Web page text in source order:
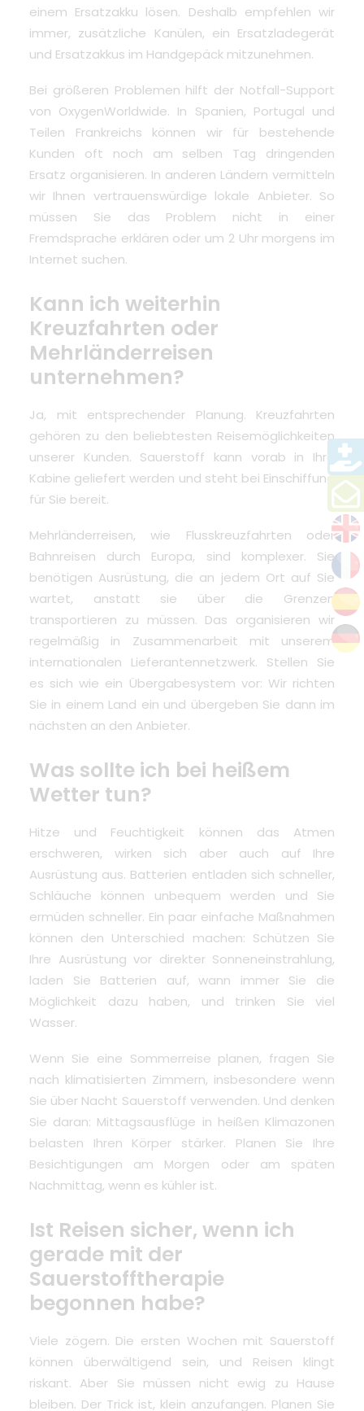
einem Ersatzakku lösen. Deshalb empfehlen wir
immer, zusätzliche Kanülen, ein Ersatzladegerät
und Ersatzakkus im Handgepäck mitzunehmen.
Bei größeren Problemen hilft der Notfall-Support
von OxygenWorldwide. In Spanien, Portugal und
Teilen Frankreichs können wir für bestehende
Kunden oft noch am selben Tag dringenden
Ersatz organisieren. In anderen Ländern vermitteln
wir Ihnen vertrauenswürdige lokale Anbieter. So
müssen Sie das Problem nicht in einer
Fremdsprache erklären oder um 2 Uhr morgens im
Internet suchen.
Kann ich weiterhin
Kreuzfahrten oder
Mehrländerreisen
unternehmen?
Ja, mit entsprechender Planung. Kreuzfahrten
gehören zu den beliebtesten Reisemöglichkeiten
unserer Kunden. Sauerstoff kann vorab in Ihre
Kabine geliefert werden und steht bei Einschiffung
für Sie bereit.
Mehrländerreisen, wie Flusskreuzfahrten oder
Bahnreisen durch Europa, sind komplexer. Sie
benötigen Ausrüstung, die an jedem Ort auf Sie
wartet, anstatt sie über die Grenzen
transportieren zu müssen. Das organisieren wir
regelmäßig in Zusammenarbeit mit unserem
internationalen Lieferantennetzwerk. Stellen Sie
es sich wie ein Übergabesystem vor: Wir richten
Sie in einem Land ein und übergeben Sie dann im
nächsten an den Anbieter.
Was sollte ich bei heißem
Wetter tun?
Hitze und Feuchtigkeit können das Atmen
erschweren, wirken sich aber auch auf Ihre
Ausrüstung aus. Batterien entladen sich schneller,
Schläuche können unbequem werden und Sie
ermüden schneller. Ein paar einfache Maßnahmen
können den Unterschied machen: Schützen Sie
Ihre Ausrüstung vor direkter Sonneneinstrahlung,
laden Sie Batterien auf, wann immer Sie die
Möglichkeit dazu haben, und trinken Sie viel
Wasser.
Wenn Sie eine Sommerreise planen, fragen Sie
nach klimatisierten Zimmern, insbesondere wenn
Sie über Nacht Sauerstoff verwenden. Und denken
Sie daran: Mittagsausflüge in heißen Klimazonen
belasten Ihren Körper stärker. Planen Sie Ihre
Besichtigungen am Morgen oder am späten
Nachmittag, wenn es kühler ist.
Ist Reisen sicher, wenn ich
gerade mit der
Sauerstofftherapie
begonnen habe?
Viele zögern. Die ersten Wochen mit Sauerstoff
können überwältigend sein, und Reisen klingt
riskant. Aber Sie müssen nicht ewig zu Hause
bleiben. Der Trick ist, klein anzufangen. Planen Sie